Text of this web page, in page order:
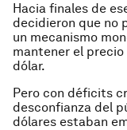
Hacia finales de
decidieron que no
un mecanismo
mantener el
dólar.
Pero con déficits
desconfianza del
dólares estaban